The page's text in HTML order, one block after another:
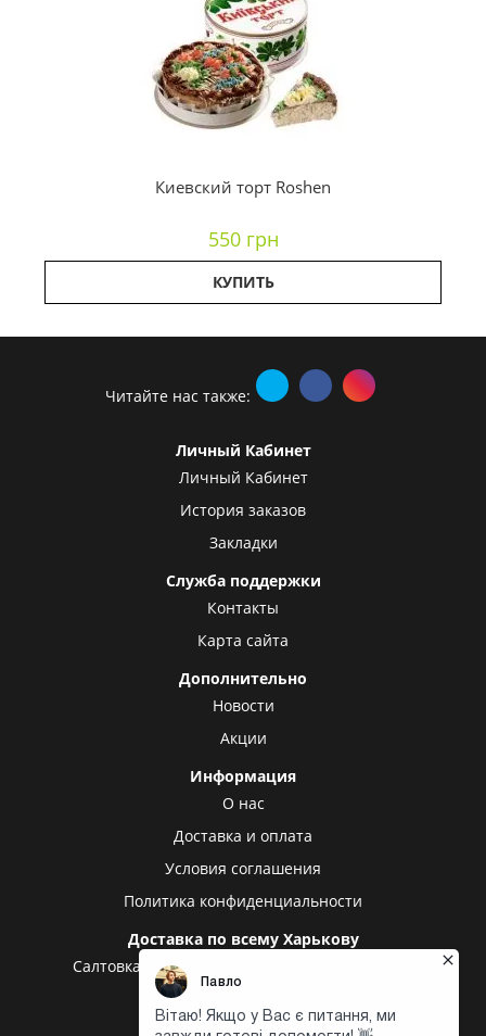
Киевский торт Roshen
550 грн
КУПИТЬ
Читайте нас также:
Личный Кабинет
Личный Кабинет
История заказов
Закладки
Служба поддержки
Контакты
Карта сайта
Дополнительно
Новости
Акции
Информация
О нас
Доставка и оплата
Условия соглашения
Политика конфиденциальности
Доставка по всему Харькову
Салтовка
Алексеевка
Центральный рынок